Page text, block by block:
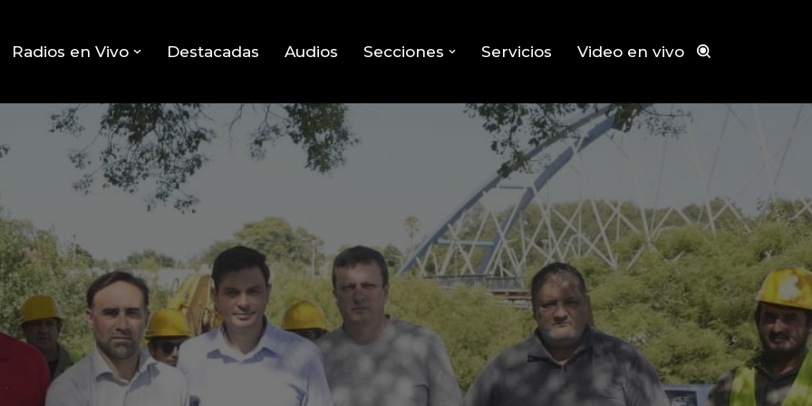
Radios en Vivo Destacadas Audios Secciones Servicios Video en vivo